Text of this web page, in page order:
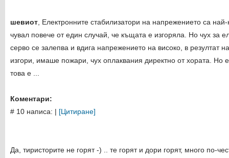
шевиот , Електронните стабилизатори на напрежението са
чувал повече от един случай, че къщата е изгоряла. Но чух за
серво се залепва и вдига напрежението на високо, в резултат
изгори, имаше пожари, чух оплаквания директно от хората. Но
това е ...
Коментари:
# 10 написа: | [Цитиране]
Да, тиристорите не горят -) .. те горят и дори горят, много по-